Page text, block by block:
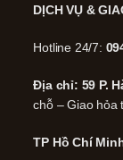
DỊCH VỤ &
Hotline 24/7:
Địa chỉ: 59 P.
chỗ – Giao hỏa
TP Hồ Chí